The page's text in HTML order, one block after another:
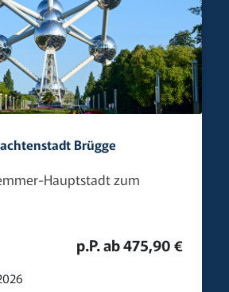
Brügge
Hauptstadt zum
p.P. ab 475,90 €